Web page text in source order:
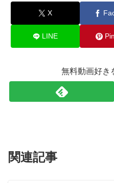
X
LINE
無料動画好き
関連記事